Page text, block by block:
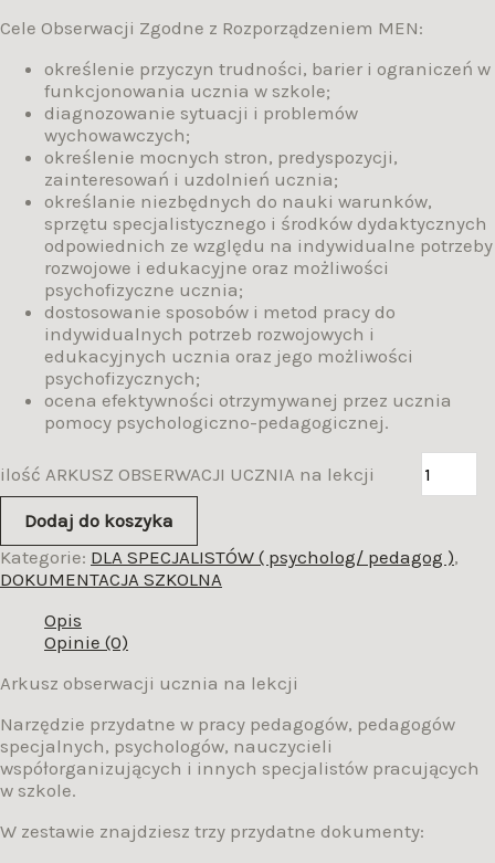
Cele Obserwacji Zgodne z Rozporządzeniem MEN:
określenie przyczyn trudności, barier i ograniczeń w
funkcjonowania ucznia w szkole;
diagnozowanie sytuacji i problemów
wychowawczych;
określenie mocnych stron, predyspozycji,
zainteresowań i uzdolnień ucznia;
określanie niezbędnych do nauki warunków,
sprzętu specjalistycznego i środków dydaktycznych
odpowiednich ze względu na indywidualne potrzeby
rozwojowe i edukacyjne oraz możliwości
psychofizyczne ucznia;
dostosowanie sposobów i metod pracy do
indywidualnych potrzeb rozwojowych i
edukacyjnych ucznia oraz jego możliwości
psychofizycznych;
ocena efektywności otrzymywanej przez ucznia
pomocy psychologiczno-pedagogicznej.
ilość ARKUSZ OBSERWACJI UCZNIA na lekcji
Dodaj do koszyka
Kategorie: DLA SPECJALISTÓW ( psycholog/ pedagog ),
DOKUMENTACJA SZKOLNA
Opis
Opinie (0)
Arkusz obserwacji ucznia na lekcji
Narzędzie przydatne w pracy pedagogów, pedagogów
specjalnych, psychologów, nauczycieli
współorganizujących i innych specjalistów pracujących
w szkole.
W zestawie znajdziesz trzy przydatne dokumenty: